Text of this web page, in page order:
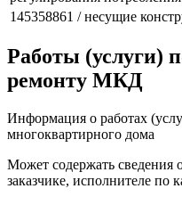
145358861 / несущие
Работы (услуги)
ремонту МКД
Информация о работах
многоквартирного дома
Может содержать сведения
заказчике, исполнителе по